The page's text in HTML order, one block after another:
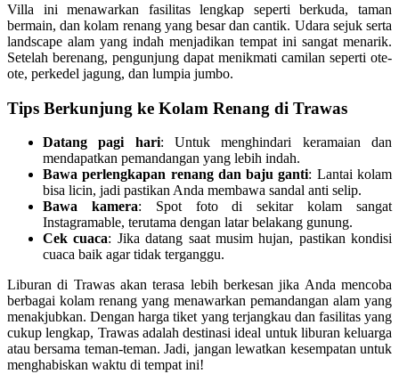
Villa ini menawarkan fasilitas lengkap seperti berkuda, taman
bermain, dan kolam renang yang besar dan cantik. Udara sejuk serta
landscape alam yang indah menjadikan tempat ini sangat menarik.
Setelah berenang, pengunjung dapat menikmati camilan seperti ote-
ote, perkedel jagung, dan lumpia jumbo.
Tips Berkunjung ke Kolam Renang di Trawas
Datang pagi hari: Untuk menghindari keramaian dan
mendapatkan pemandangan yang lebih indah.
Bawa perlengkapan renang dan baju ganti: Lantai kolam
bisa licin, jadi pastikan Anda membawa sandal anti selip.
Bawa kamera: Spot foto di sekitar kolam sangat
Instagramable, terutama dengan latar belakang gunung.
Cek cuaca: Jika datang saat musim hujan, pastikan kondisi
cuaca baik agar tidak terganggu.
Liburan di Trawas akan terasa lebih berkesan jika Anda mencoba
berbagai kolam renang yang menawarkan pemandangan alam yang
menakjubkan. Dengan harga tiket yang terjangkau dan fasilitas yang
cukup lengkap, Trawas adalah destinasi ideal untuk liburan keluarga
atau bersama teman-teman. Jadi, jangan lewatkan kesempatan untuk
menghabiskan waktu di tempat ini!